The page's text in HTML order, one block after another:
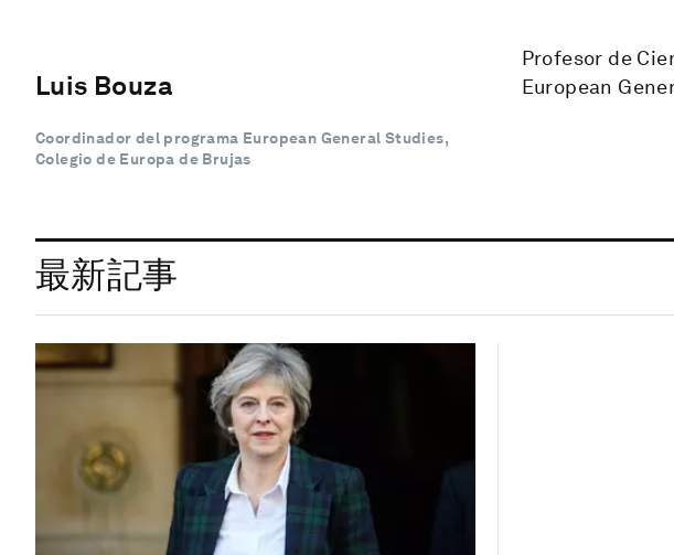
Luis Bouza
Coordinador del programa European General Studies,
Colegio de Europa de Brujas
Profesor de
European
最新記事